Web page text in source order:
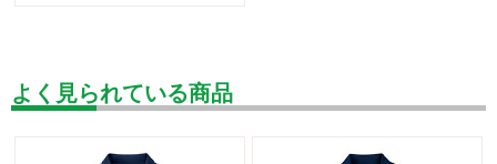
よく見られている商品